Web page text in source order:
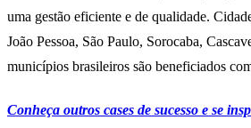
uma gestão eficiente e de qualidade.
João Pessoa, São Paulo, Sorocaba,
municípios brasileiros são beneficiados
Conheça outros cases de sucesso e se